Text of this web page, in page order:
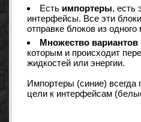
Есть импортеры, есть
интерфейсы. Все эти
отправке блоков из одного
Множество
которым и происходит
жидкостей или энергии.
Импортеры (синие) всегда
цели к интерфейсам